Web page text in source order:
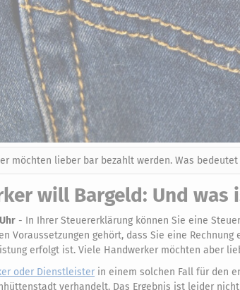
möchten lieber bar bezahlt werden. Was
will Bargeld: Und was
- In Ihrer Steuererklärung können Sie eine
Voraussetzungen gehört, dass Sie eine
erfolgt ist. Viele Handwerker möchten aber
oder Dienstleister in einem solchen Fall für den
verhandelt. Das Ergebnis ist leider